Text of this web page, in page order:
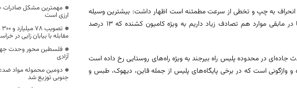
انحراف به چپ و تخطی از سرعت مطمئنه است اظهار داشت: بیشترین وسیله
نقلیه در تصادفات جاده‌ای، خودروهای سواری هستند اما در مابقی موارد هم تصادف زیاد داریم به ویژه کامیون کشنده که ۱۳ درصد
جنوبی با بیان اینکه ۵۰ درصد حوادث جاده‌ای در محدوده پلیس راه بیرجند به ویژه راه‌های روستایی رخ داده است
از جاده و واژگونی است که در برخی پایگاه‌های پلیس از جمله قاین، دیهوک، طبس و
مهمترین مشکل صادرات
ارزی است
مقابله با بیابان زایی در
فلسطین محور وحدت
آزادی
دومین محموله مواد
جنوبی توزیع شد